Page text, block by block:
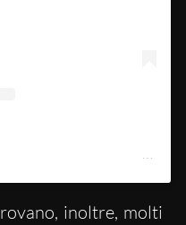
Příspěvek sdílený Peggy Guggenheim Collection (@guggenheim_venice)
inoltre, molti